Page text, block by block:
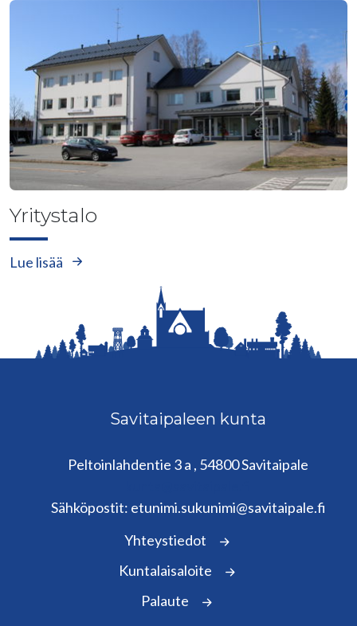
Yritystalo
Lue lisää
Savitaipaleen kunta
Peltoinlahdentie 3 a , 54800 Savitaipale
Sähköpostit: etunimi.sukunimi@savitaipale.fi
Yhteystiedot
Kuntalaisaloite
Palaute